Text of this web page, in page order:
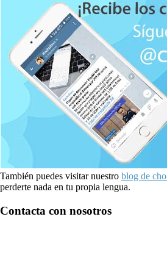
También puedes visitar nuestro blog de
perderte nada en tu propia lengua.
Contacta con nosotros